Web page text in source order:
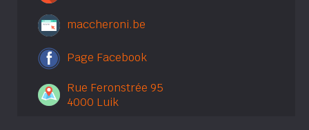
maccheroni.be
Page Facebook
Rue Feronstrée 95
4000 Luik